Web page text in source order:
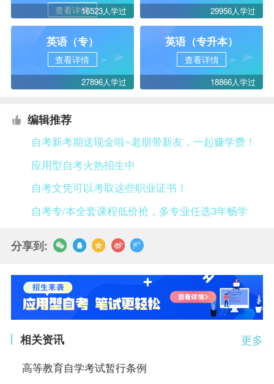
查看详情16523人学过 29956人学过
英语（专）
查看详情
27896人学过
英语（专升本）
查看详情
18866人学过
编辑推荐
自考新考期送现金啦~老朋带新友，一起赚学费！
应用型自考火热招生中
自考文凭可以考取这些职业证书！
自考专/本全套课程低价抢，多专业任选3年畅学
分享到:
更多
相关资讯
高等教育自学考试暂行条例